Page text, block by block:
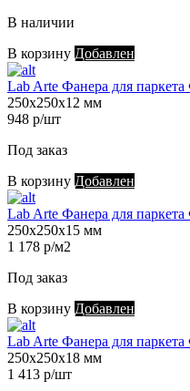
В наличии
В корзину Добавлен
Lab Arte Фанера для
250х250х12 мм
948 р/шт
Под заказ
В корзину Добавлен
Lab Arte Фанера для
250х250х15 мм
1 178 р/м2
Под заказ
В корзину Добавлен
Lab Arte Фанера для
250х250х18 мм
1 413 р/шт